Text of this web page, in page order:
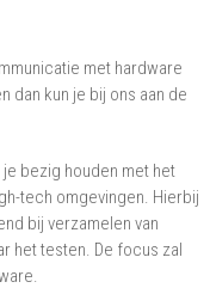
met hardware
dan kun je bij ons aan de
bezig houden met het
tech omgevingen. Hierbij
bij verzamelen van
het testen. De focus zal